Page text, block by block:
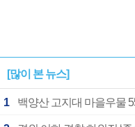
[많이 본 뉴스]
1 백양산 고지대 마을우물